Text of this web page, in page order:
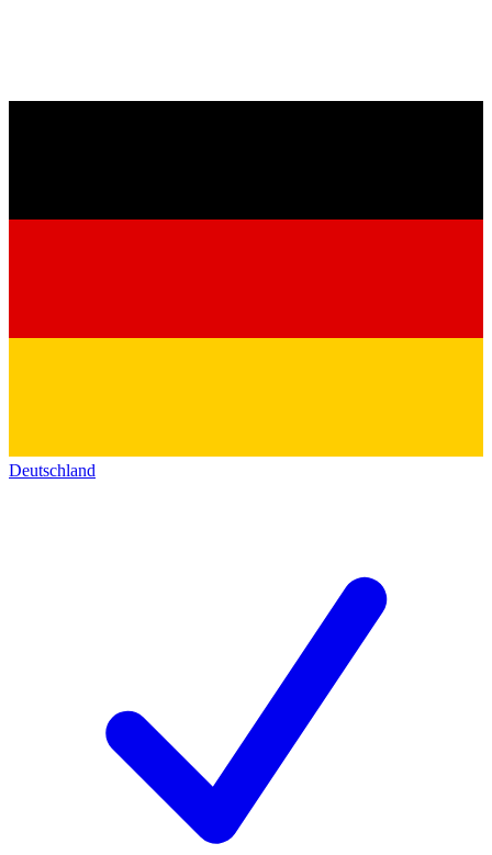
Deutschland